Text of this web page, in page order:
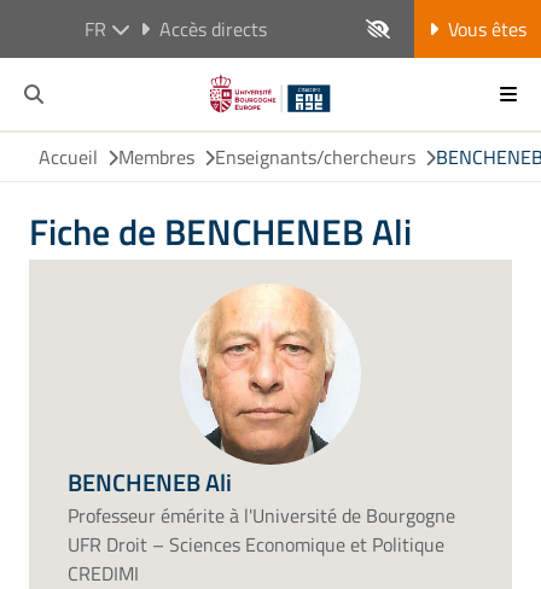
FR Accès directs Vous êtes
Accueil Membres Enseignants/chercheurs
Fiche de BENCHENEB Ali
BENCHENEB Ali
Professeur émérite à l'Université de Bourgogne
UFR Droit – Sciences Economique et Politique
CREDIMI